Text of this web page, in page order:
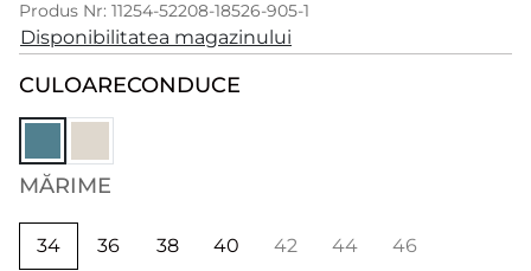
Produs Nr: 11254-52208-18526-905-1
Disponibilitatea magazinului
CULOARECONDUCE
MĂRIME
34 36 38 40 42 44
46